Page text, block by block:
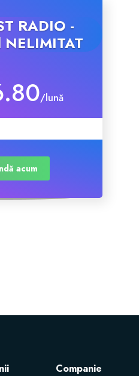
RADIO -
NELIMITAT
/lună
acum
Companie